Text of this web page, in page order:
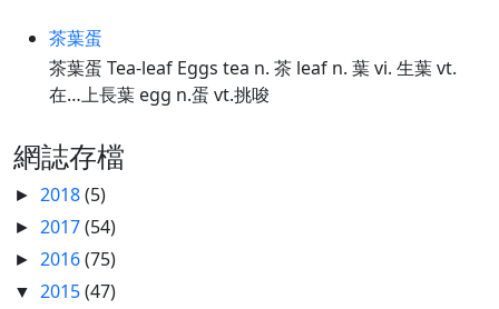
茶葉蛋
茶葉蛋 Tea-leaf Eggs tea n. 茶 leaf n. 葉 vi. 生葉 vt.
在…上長葉 egg n.蛋 vt.挑唆
網誌存檔
► 2018(5)
► 2017(54)
► 2016(75)
▼ 2015(47)